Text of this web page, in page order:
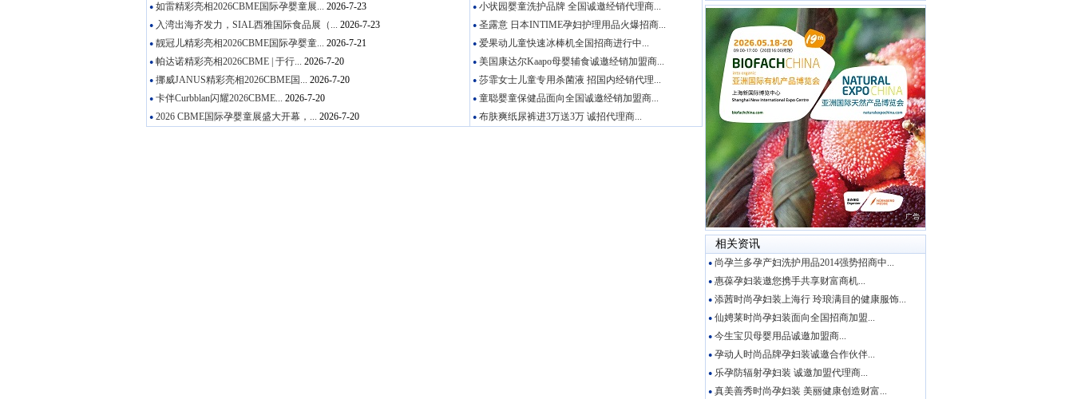
●如雷精彩亮相2026CBME国际孕婴童展... 2026-7-23
●入湾出海齐发力，SIAL西雅国际食品展（... 2026-7-23
●靓冠儿精彩亮相2026CBME国际孕婴童... 2026-7-21
●帕达诺精彩亮相2026CBME | 于行... 2026-7-20
●挪威JANUS精彩亮相2026CBME国... 2026-7-20
●卡伴Curbblan闪耀2026CBME... 2026-7-20
●2026 CBME国际孕婴童展盛大开幕，... 2026-7-20
●小状园婴童洗护品牌 全国诚邀经销代理商...
●圣露意 日本INTIME孕妇护理用品火爆招商...
●爱果动儿童快速冰棒机全国招商进行中...
●美国康达尔Kaapo母婴辅食诚邀经销加盟商...
●莎霏女士儿童专用杀菌液 招国内经销代理...
●童聪婴童保健品面向全国诚邀经销加盟商...
●布肤爽纸尿裤进3万送3万 诚招代理商...
相关资讯
●尚孕兰多孕产妇洗护用品2014强势招商中...
●惠葆孕妇装邀您携手共享财富商机...
●添茜时尚孕妇装上海行 玲琅满目的健康服饰...
●仙娉莱时尚孕妇装面向全国招商加盟...
●今生宝贝母婴用品诚邀加盟商...
●孕动人时尚品牌孕妇装诚邀合作伙伴...
●乐孕防辐射孕妇装 诚邀加盟代理商...
●真美善秀时尚孕妇装 美丽健康创造财富...